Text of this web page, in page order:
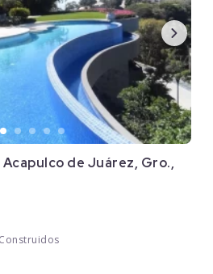
Acapulco de Juárez, Gro.,